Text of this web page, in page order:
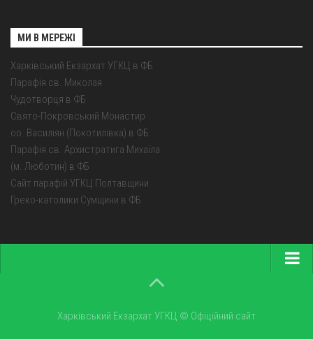
МИ В МЕРЕЖІ
Харківський Екзархат УГКЦ в ФБ
Парафія св. Миколая
Чудотворця в ФБ
Свято-Покровський Монастир
оо. Василіян (Покотилівка) в ФБ
Парафія св. Архистратига Михаїла
(м. Люботин) в ФБ
Сайт парафій УГКЦ Полтавщини
Греко-католики Сумщини в ФБ
Про екзархатХарківський Екзархат УГКЦ © Офіційний сайт